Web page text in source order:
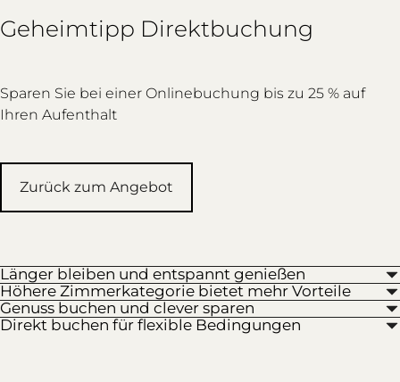
Geheimtipp Direktbuchung
Sparen Sie bei einer Onlinebuchung bis zu 25 % auf
Ihren Aufenthalt
Zurück zum Angebot
Länger bleiben und entspannt genießen
Höhere Zimmerkategorie bietet mehr Vorteile
Genuss buchen und clever sparen
Direkt buchen für flexible Bedingungen